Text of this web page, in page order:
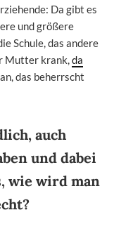
Da gibt es
und größere
Schule, das andere
Mutter krank,da
das beherrscht
auch
und dabei
wie wird man